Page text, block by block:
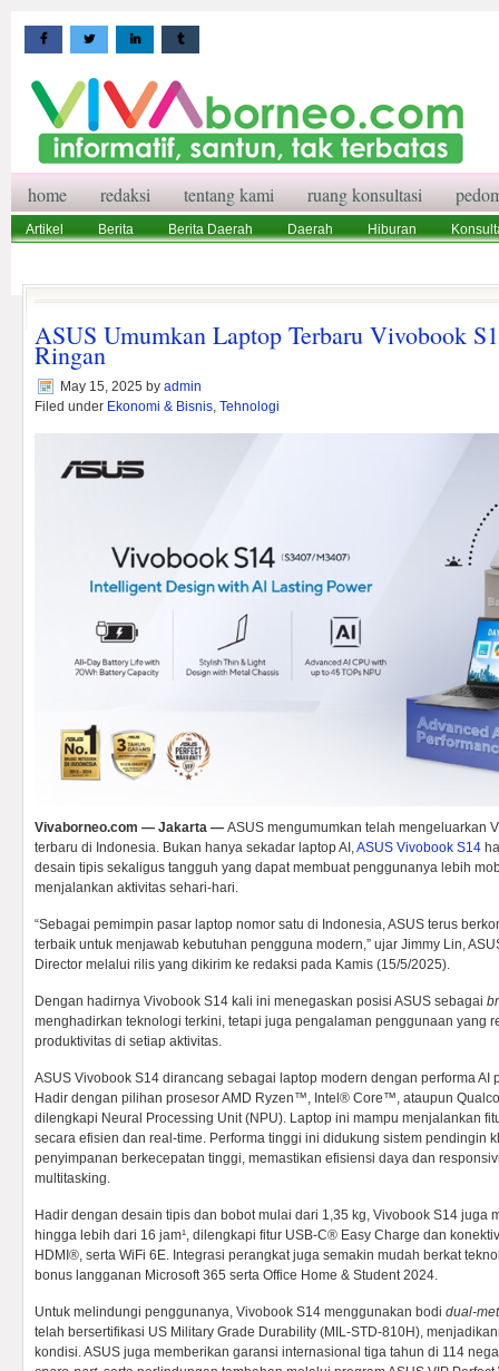
home redaksi tentang kami ruang konsultasi
Artikel Berita Berita Daerah Daerah Hiburan
ASUS Umumkan Laptop Terbaru Vivobook
Ringan
May 15, 2025 by admin
Filed under Ekonomi & Bisnis, Tehnologi
Vivaborneo.com — Jakarta — ASUS mengumumkan telah mengeluarkan
terbaru di Indonesia. Bukan hanya sekadar laptop AI,ASUS Vivobook S14
desain tipis sekaligus tangguh yang dapat membuat penggunanya lebih
menjalankan aktivitas sehari-hari.
“Sebagai pemimpin pasar laptop nomor satu di Indonesia, ASUS terus
terbaik untuk menjawab kebutuhan pengguna modern,” ujar Jimmy Lin,
Director melalui rilis yang dikirim ke redaksi pada Kamis (15/5/2025).
Dengan hadirnya Vivobook S14 kali ini menegaskan posisi ASUS sebagai
menghadirkan teknologi terkini, tetapi juga pengalaman penggunaan yang
produktivitas di setiap aktivitas.
ASUS Vivobook S14 dirancang sebagai laptop modern dengan performa AI
Hadir dengan pilihan prosesor AMD Ryzen™, Intel® Core™, ataupun
dilengkapi Neural Processing Unit (NPU). Laptop ini mampu menjalankan
secara efisien dan real-time. Performa tinggi ini didukung sistem pendingin
penyimpanan berkecepatan tinggi, memastikan efisiensi daya dan
multitasking.
Hadir dengan desain tipis dan bobot mulai dari 1,35 kg, Vivobook S14 juga
hingga lebih dari 16 jam¹, dilengkapi fitur USB-C® Easy Charge dan
HDMI®, serta WiFi 6E. Integrasi perangkat juga semakin mudah berkat
bonus langganan Microsoft 365 serta Office Home & Student 2024.
Untuk melindungi penggunanya, Vivobook S14 menggunakan bodi dual-
telah bersertifikasi US Military Grade Durability (MIL-STD-810H),
kondisi. ASUS juga memberikan garansi internasional tiga tahun di 114